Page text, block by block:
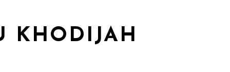
KHODIJAH